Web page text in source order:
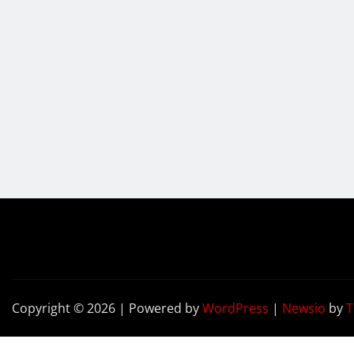
Copyright © 2026 | Powered byWordPress | Newsio by